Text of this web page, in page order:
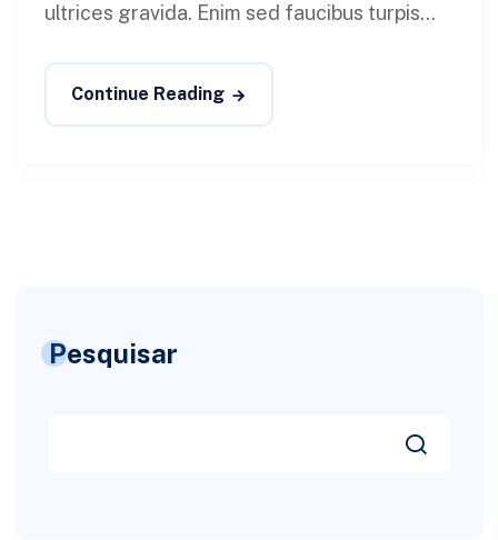
ultrices gravida. Enim sed faucibus turpis...
Continue Reading
Pesquisar